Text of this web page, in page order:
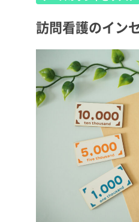
訪問看護のイン